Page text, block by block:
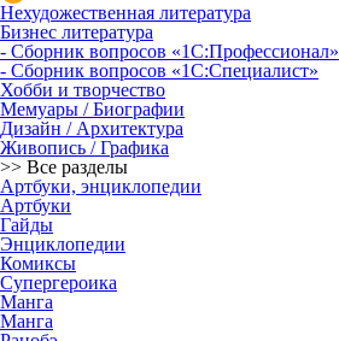
Нехудожественная литература
Бизнес литература
- Сборник вопросов «1С:Профессионал»
- Сборник вопросов «1С:Специалист»
Хобби и творчество
Мемуары / Биографии
Дизайн / Архитектура
Живопись / Графика
>> Все разделы
Артбуки, энциклопедии
Артбуки
Гайды
Энциклопедии
Комиксы
Супергероика
Манга
Манга